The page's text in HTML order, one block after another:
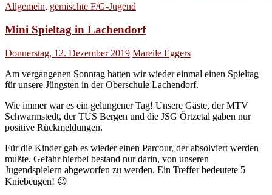
Allgemein, gemischte F/G-Jugend
Mini Spieltag in Lachendorf
Donnerstag, 12. Dezember 2019 Mareile Eggers
Am vergangenen Sonntag hatten wir wieder einmal einen Spieltag
für unsere Jüngsten in der Oberschule Lachendorf.
Wie immer war es ein gelungener Tag! Unsere Gäste, der MTV
Schwarmstedt, der TUS Bergen und die JSG Örtzetal gaben nur
positive Rückmeldungen.
Für die Kinder gab es wieder einen Parcour, der absolviert werden
mußte. Gefahr hierbei bestand nur darin, von unseren
Jugendspielern abgeworfen zu werden. Ein Treffer bedeutete 5
Kniebeugen! 😉